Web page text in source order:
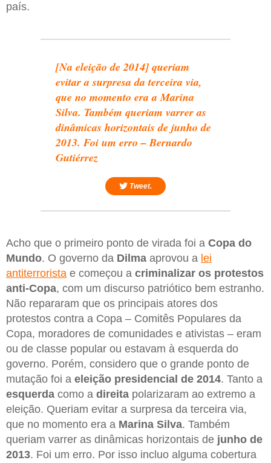
país.
[Na eleição de 2014] queriam
evitar a surpresa da terceira via,
que no momento era a Marina
Silva. Também queriam varrer as
dinâmicas horizontais de junho de
2013. Foi um erro – Bernardo
Gutiérrez
Tweet.
Acho que o primeiro ponto de virada foi a Copa do
Mundo. O governo da Dilma aprovou a lei
antiterrorista e começou a criminalizar os protestos
anti-Copa, com um discurso patriótico bem estranho.
Não repararam que os principais atores dos
protestos contra a Copa – Comitês Populares da
Copa, moradores de comunidades e ativistas – eram
ou de classe popular ou estavam à esquerda do
governo. Porém, considero que o grande ponto de
mutação foi a eleição presidencial de 2014. Tanto a
esquerda como a direita polarizaram ao extremo a
eleição. Queriam evitar a surpresa da terceira via,
que no momento era a Marina Silva. Também
queriam varrer as dinâmicas horizontais de junho de
2013. Foi um erro. Por isso incluo alguma cobertura